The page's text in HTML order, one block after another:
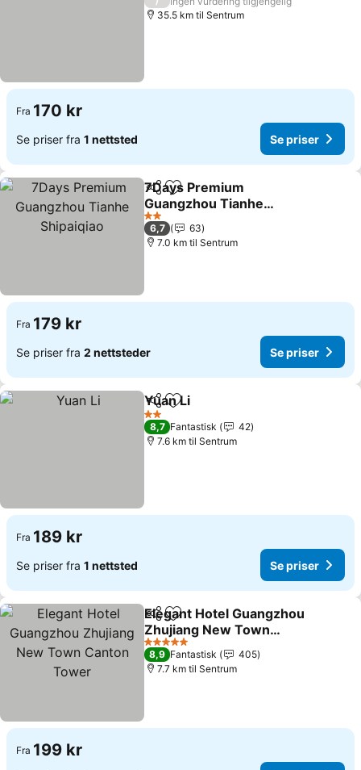
35.5 km til Sentrum
Fra 170 kr
Se priser fra 1 nettsted Se priser
Del Legg til i favoritter
7Days Premium
Guangzhou Tianhe
Shipaiqiao
2 Stjerner
6,7
63
7.0 km til Sentrum
Fra 179 kr
Se priser fra 2 nettsteder Se priser
Del Legg til i favoritter
Yuan Li
2 Stjerner
8,7 Fantastisk
42
7.6 km til Sentrum
Fra 189 kr
Se priser fra 1 nettsted Se priser
Del Legg til i favoritter
Elegant Hotel Guangzhou
Zhujiang New Town
Canton Tower
5 Stjerner
8,9 Fantastisk
405
7.7 km til Sentrum
Fra 199 kr